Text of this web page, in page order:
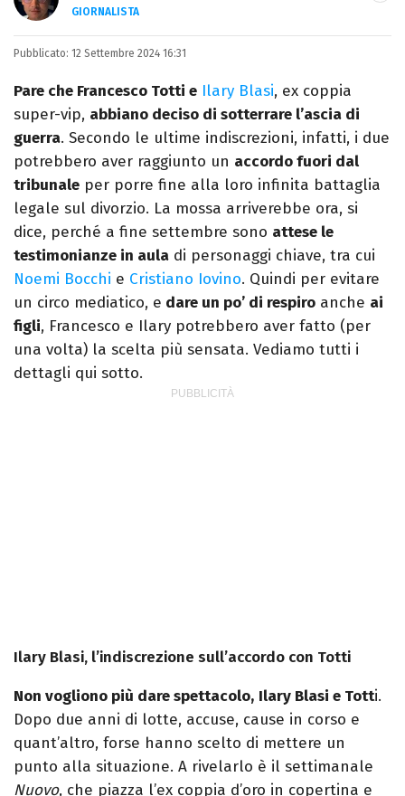
GIORNALISTA
Autore, giornalista, cantautore. Laureato in
cinema, poesia e Shakespeare. Scrive
canzoni e ama i gatti.
Pubblicato: 12 Settembre 2024 16:31
Pare che Francesco Totti e Ilary Blasi, ex coppia
super-vip, abbiano deciso di sotterrare l’ascia di
guerra. Secondo le ultime indiscrezioni, infatti, i due
potrebbero aver raggiunto un accordo fuori dal
tribunale per porre fine alla loro infinita battaglia
legale sul divorzio. La mossa arriverebbe ora, si
dice, perché a fine settembre sono attese le
testimonianze in aula di personaggi chiave, tra cui
Noemi Bocchi e Cristiano Iovino. Quindi per evitare
un circo mediatico, e dare un po’ di respiro anche ai
figli, Francesco e Ilary potrebbero aver fatto (per
una volta) la scelta più sensata. Vediamo tutti i
dettagli qui sotto.
Ilary Blasi, l’indiscrezione sull’accordo con Totti
Non vogliono più dare spettacolo, Ilary Blasi e Totti.
Dopo due anni di lotte, accuse, cause in corso e
quant’altro, forse hanno scelto di mettere un
punto alla situazione. A rivelarlo è il settimanale
Nuovo, che piazza l’ex coppia d’oro in copertina e